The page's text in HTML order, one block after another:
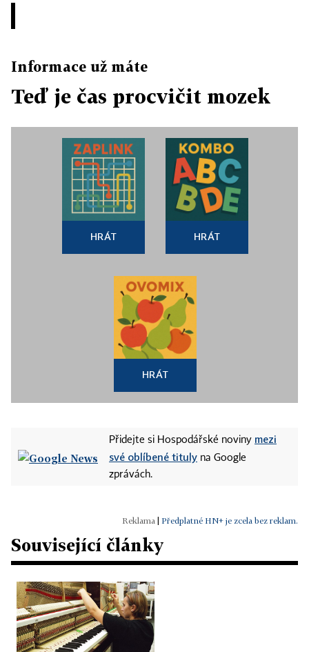
Informace už máte
Teď je čas procvičit mozek
HRÁT HRÁT
HRÁT
Přidejte si Hospodářské noviny mezi
své oblíbené tituly na Google
zprávách.
Předplatné HN+ je zcela bez reklam.
Související články